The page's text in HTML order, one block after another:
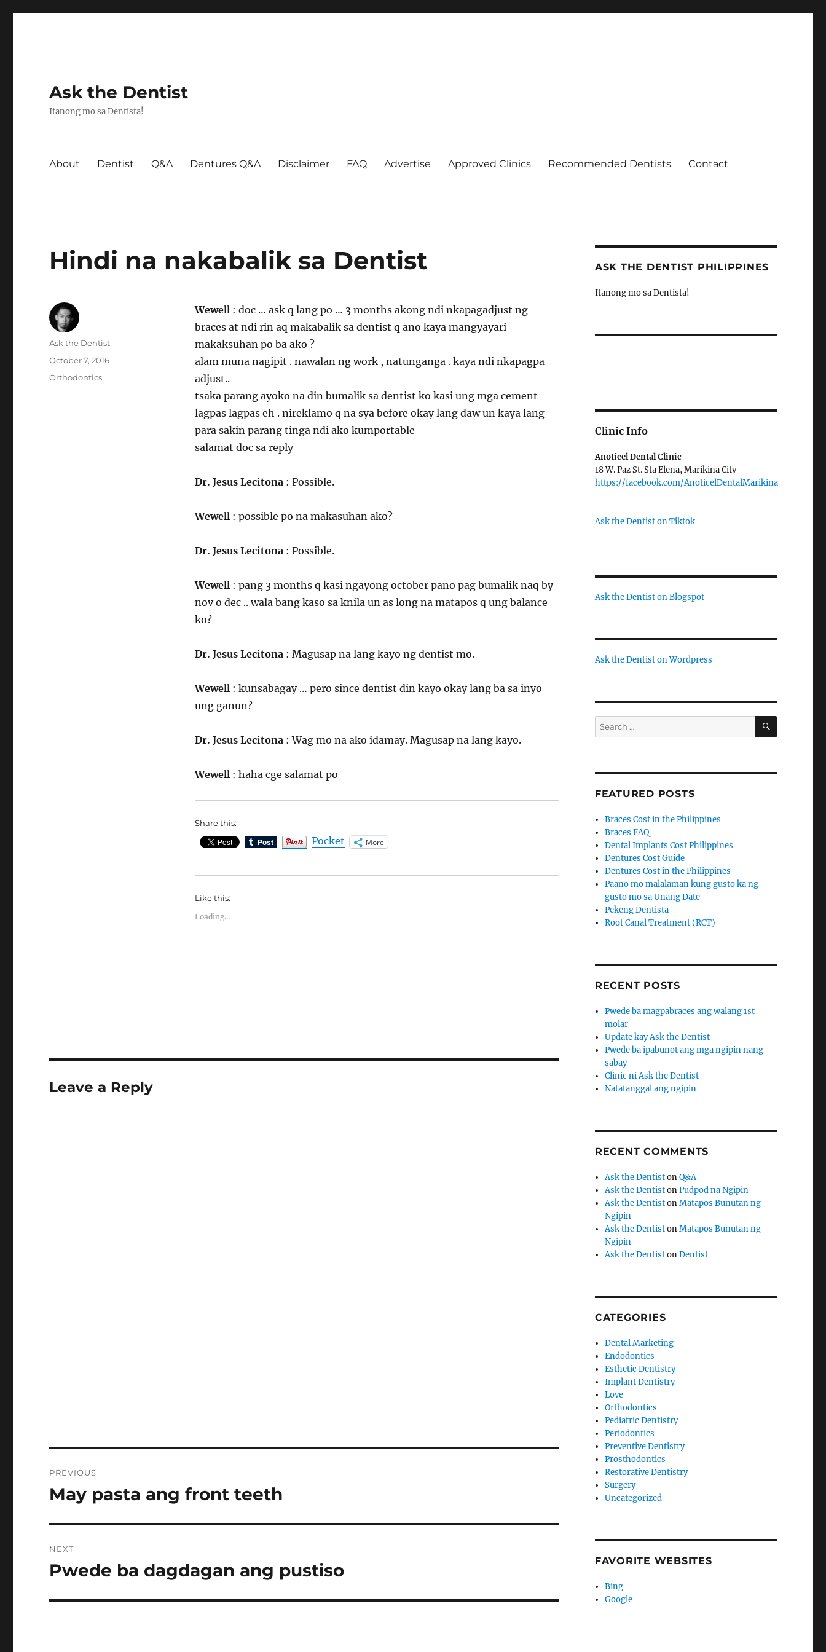
Ask the Dentist
Itanong mo sa Dentista!
About Dentist Q&A Dentures Q&A Disclaimer FAQ Advertise Approved Clinics Recommended Dentists Contact
Hindi na nakabalik sa Dentist
Wewell: doc … ask q lang po … 3 months akong ndi nkapagadjust ng
braces at ndi rin aq makabalik sa dentist q ano kaya mangyayari
makaksuhan po ba ako ?
alam muna nagipit . nawalan ng work , natunganga . kaya ndi nkapagpa
adjust..
tsaka parang ayoko na din bumalik sa dentist ko kasi ung mga cement
lagpas lagpas eh . nireklamo q na sya before okay lang daw un kaya lang
para sakin parang tinga ndi ako kumportable
salamat doc sa reply
Dr. Jesus Lecitona: Possible.
Wewell: possible po na makasuhan ako?
Dr. Jesus Lecitona: Possible.
Wewell: pang 3 months q kasi ngayong october pano pag bumalik naq by
nov o dec .. wala bang kaso sa knila un as long na matapos q ung balance
ko?
Dr. Jesus Lecitona: Magusap na lang kayo ng dentist mo.
Wewell: kunsabagay … pero since dentist din kayo okay lang ba sa inyo
ung ganun?
Dr. Jesus Lecitona: Wag mo na ako idamay. Magusap na lang kayo.
Wewell: haha cge salamat po
Share this:
Pocket More
Like this:
Loading...
Author
Ask the Dentist
Posted
October 7, 2016
Categories
Orthodontics
Leave a Reply
navigation
PREVIOUS
Previous
May pasta ang front teeth
NEXT
Next
Pwede ba dagdagan ang pustiso
ASK THE DENTIST PHILIPPINES
Itanong mo sa Dentista!
Clinic Info
Anoticel Dental Clinic
18 W. Paz St. Sta Elena, Marikina City
https://facebook.com/AnoticelDentalMarikina
Ask the Dentist on Tiktok
Ask the Dentist on Blogspot
Ask the Dentist on Wordpress
Search
for:
SEARCH
FEATURED POSTS
Braces Cost in the Philippines
Braces FAQ
Dental Implants Cost Philippines
Dentures Cost Guide
Dentures Cost in the Philippines
Paano mo malalaman kung gusto ka ng
gusto mo sa Unang Date
Pekeng Dentista
Root Canal Treatment (RCT)
RECENT POSTS
Pwede ba magpabraces ang walang 1st
molar
Update kay Ask the Dentist
Pwede ba ipabunot ang mga ngipin nang
sabay
Clinic ni Ask the Dentist
Natatanggal ang ngipin
RECENT COMMENTS
Ask the DentistonQ&A
Ask the DentistonPudpod na Ngipin
Ask the DentistonMatapos Bunutan ng
Ngipin
Ask the DentistonMatapos Bunutan ng
Ngipin
Ask the DentistonDentist
CATEGORIES
Dental Marketing
Endodontics
Esthetic Dentistry
Implant Dentistry
Love
Orthodontics
Pediatric Dentistry
Periodontics
Preventive Dentistry
Prosthodontics
Restorative Dentistry
Surgery
Uncategorized
FAVORITE WEBSITES
Bing
Google